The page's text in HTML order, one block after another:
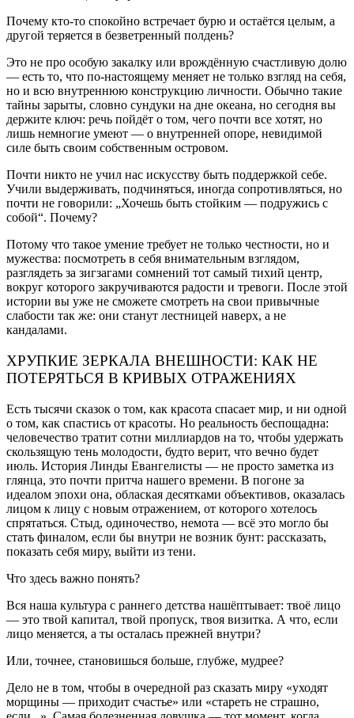
Почему кто-то спокойно встречает бурю и остаётся целым, а
другой теряется в безветренный полдень?
Это не про особую закалку или врождённую счастливую долю
— есть то, что по-настоящему меняет не только взгляд на себя,
но и всю внутреннюю конструкцию личности. Обычно такие
тайны зарыты, словно сундуки на дне океана, но сегодня вы
держите ключ: речь пойдёт о том, чего почти все хотят, но
лишь немногие умеют — о внутренней опоре, невидимой
силе быть своим собственным островом.
Почти никто не учил нас искусству быть поддержкой себе.
Учили выдерживать, подчиняться, иногда сопротивляться, но
почти не говорили: „Хочешь быть стойким — подружись с
собой“. Почему?
Потому что такое умение требует не только честности, но и
мужества: посмотреть в себя внимательным взглядом,
разглядеть за зигзагами сомнений тот самый тихий центр,
вокруг которого закручиваются радости и тревоги. После этой
истории вы уже не сможете смотреть на свои привычные
слабости так же: они станут лестницей наверх, а не
кандалами.
ХРУПКИЕ ЗЕРКАЛА ВНЕШНОСТИ: КАК НЕ
ПОТЕРЯТЬСЯ В КРИВЫХ ОТРАЖЕНИЯХ
Есть тысячи сказок о том, как красота спасает мир, и ни одной
о том, как спастись от красоты. Но реальность беспощадна:
человечество тратит сотни миллиардов на то, чтобы удержать
скользящую тень молодости, будто верит, что вечно будет
июль. История Линды Евангелисты — не просто заметка из
глянца, это почти притча нашего времени. В погоне за
идеалом эпохи она, облаская десятками объективов, оказалась
лицом к лицу с новым отражением, от которого хотелось
спрятаться. Стыд, одиночество, немота — всё это могло бы
стать финалом, если бы внутри не возник бунт: рассказать,
показать себя миру, выйти из тени.
Что здесь важно понять?
Вся наша культура с раннего детства нашёптывает: твоё лицо
— это твой капитал, твой пропуск, твоя визитка. А что, если
лицо меняется, а ты осталась прежней внутри?
Или, точнее, становишься больше, глубже, мудрее?
Дело не в том, чтобы в очередной раз сказать миру «уходят
морщины — приходит счастье» или «стареть не страшно,